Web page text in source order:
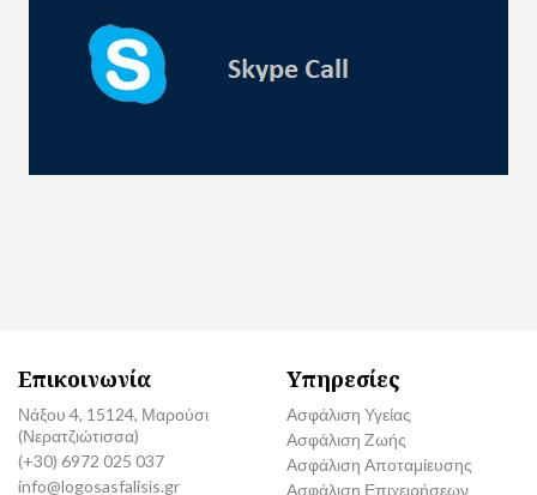
Επικοινωνία
Νάξου 4, 15124, Μαρούσι
(Νερατζιώτισσα)
(+30) 6972 025 037
info@logosasfalisis.gr
Υπηρεσίες
Ασφάλιση Υγείας
Ασφάλιση Ζωής
Ασφάλιση Αποταμίευσης
Ασφάλιση Επιχειρήσεων